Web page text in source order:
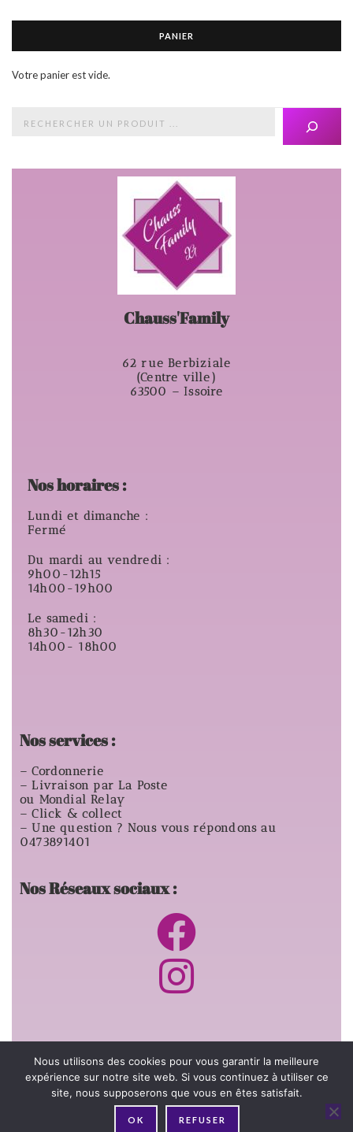
PANIER
Votre panier est vide.
Chauss'Family
62 rue Berbiziale
(Centre ville)
63500 – Issoire
Nos horaires :
Lundi et dimanche :
Fermé
Du mardi au vendredi :
9h00-12h15
14h00-19h00
Le samedi :
8h30-12h30
14h00- 18h00
Nos services :
– Cordonnerie
– Livraison par La Poste
ou Mondial Relay
– Click & collect
– Une question ? Nous vous répondons au
0473891401
Nos Réseaux sociaux :
Informations générales:
Livraisons et retours
Nous contacter
Qui-sommes nous ?
Nous utilisons des cookies pour vous garantir la meilleure
expérience sur notre site web. Si vous continuez à utiliser ce
site, nous supposerons que vous en êtes satisfait.
OK REFUSER